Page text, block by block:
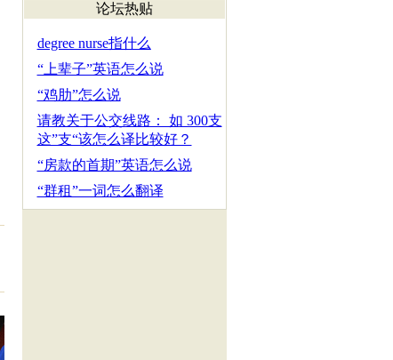
论坛热贴
degree nurse指什么
“上辈子”英语怎么说
“鸡肋”怎么说
请教关于公交线路： 如 300支
这”支“该怎么译比较好？
“房款的首期”英语怎么说
“群租”一词怎么翻译